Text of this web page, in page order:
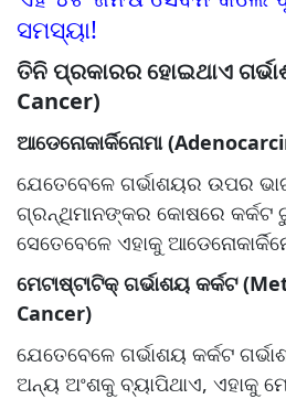
ସମସ୍ୟା!
ତିନି ପ୍ରକାରର ହୋଇଥାଏ
Cancer)
ଆଡେନୋକାର୍କିନୋମା
ଯେତେବେଳେ ଗର୍ଭାଶୟର ଉପର
ଗ୍ରନ୍ଥିମାନଙ୍କର କୋଷରେ
ସେତେବେଳେ ଏହାକୁ
ମେଟାଷ୍ଟାଟିକ୍ ଗର୍ଭାଶୟ କର୍କଟ
Cancer)
ଯେତେବେଳେ ଗର୍ଭାଶୟ କର୍କଟ
ଅନ୍ୟ ଅଂଶକୁ ବ୍ୟାପିଥାଏ, ଏହାକୁ